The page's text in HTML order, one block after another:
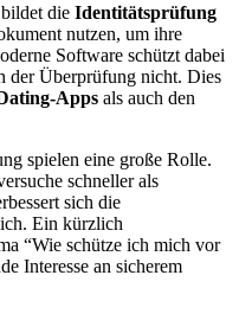
die Identitätsprüfung
nutzen, um ihre
Software schützt dabei
der Überprüfung nicht. Dies
Apps als auch den
spielen eine große Rolle.
schneller als
sich die
Ein kürzlich
“Wie schütze ich mich vor
Interesse an sicherem